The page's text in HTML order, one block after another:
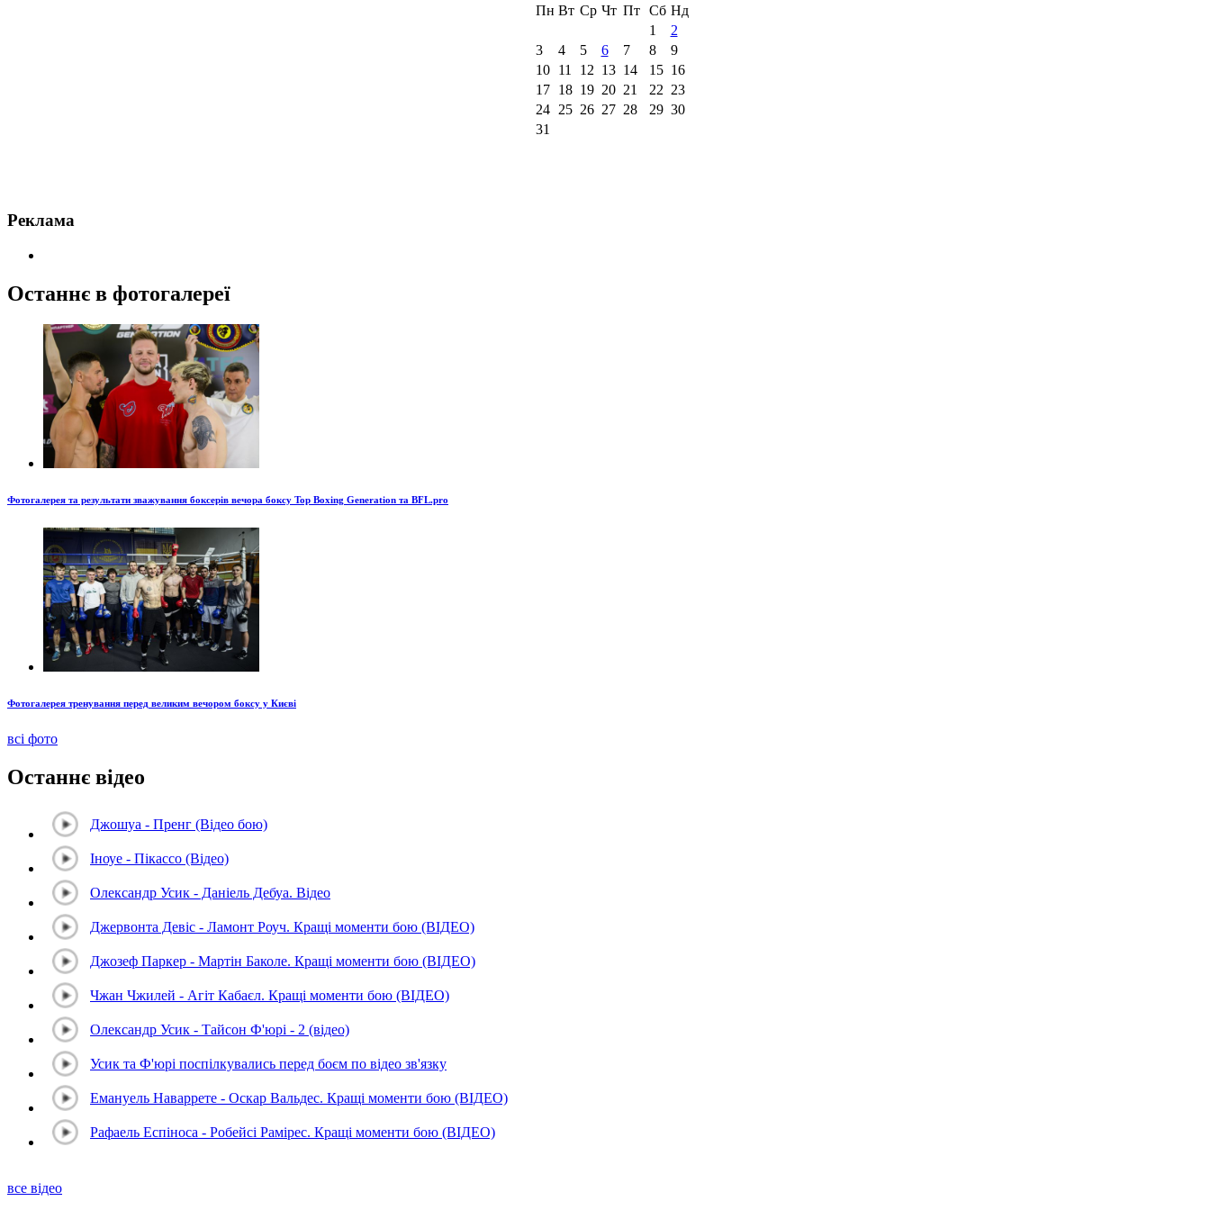
Пн Вт Ср Чт Пт Сб Нд
1
2
3
4 5 6 7 8
9
10
11 12 13 14 15 16
17
18 19 20 21 22 23
24
25 26 27 28 29 30
31
Реклама
Останнє в фотогалереї
Фотогалерея та результати зважування боксерів вечора боксу Top Boxing Generation та BFL.pro
Фотогалерея тренування перед великим вечором боксу у Києві
всі фото
Останнє відео
Джошуа - Пренг (Відео бою)
Іноуе - Пікассо (Відео)
Олександр Усик - Даніель Дебуа. Відео
Джервонта Девіс - Ламонт Роуч. Кращі моменти бою (ВІДЕО)
Джозеф Паркер - Мартін Баколе. Кращі моменти бою (ВІДЕО)
Чжан Чжилей - Агіт Кабаєл. Кращі моменти бою (ВІДЕО)
Олександр Усик - Тайсон Ф'юрі - 2 (відео)
Усик та Ф'юрі поспілкувались перед боєм по відео зв'язку
Емануель Наваррете - Оскар Вальдес. Кращі моменти бою (ВІДЕО)
Рафаель Еспіноса - Робейсі Рамірес. Кращі моменти бою (ВІДЕО)
все відео